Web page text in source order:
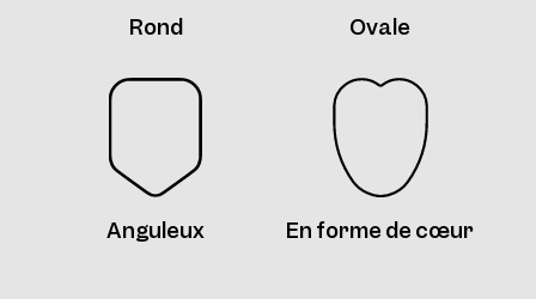
Rond Ovale
Anguleux En forme de cœur